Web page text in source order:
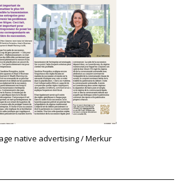
native advertising / Merkur